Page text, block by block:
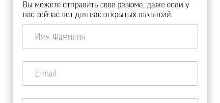
Вы можете отправить свое резюме, даже если у
нас сейчас нет для вас открытых вакансий.